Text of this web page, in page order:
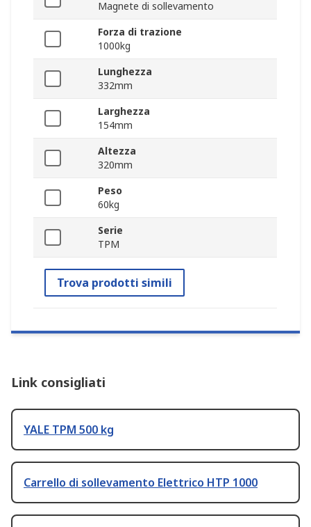
Magnete di sollevamento
Forza di trazione
1000kg
Lunghezza
332mm
Larghezza
154mm
Altezza
320mm
Peso
60kg
Serie
TPM
Trova prodotti simili
Link consigliati
YALE TPM 500 kg
Carrello di sollevamento Elettrico HTP 1000